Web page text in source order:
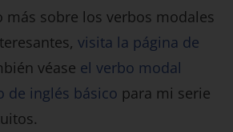
más sobre los verbos modales
visita la página de
véase el verbo modal
de inglés básico para mi serie